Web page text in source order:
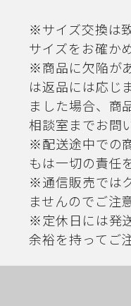
※サイズ交換は
サイズをお確か
※商品に欠陥が
は返品には応じ
ました場合、商
相談室までお問
※配送途中での
もは一切の責任
※通信販売では
ませんのでご注
※定休日には発
余裕を持ってご